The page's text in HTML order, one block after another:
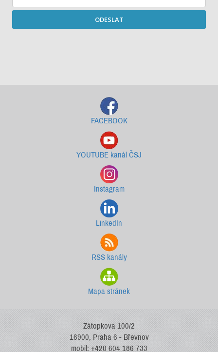
ODESLAT
FACEBOOK
YOUTUBE kanál ČSJ
Instagram
LinkedIn
RSS kanály
Mapa stránek
Zátopkova 100/2
16900, Praha 6 - Břevnov
mobil: +420 604 186 733